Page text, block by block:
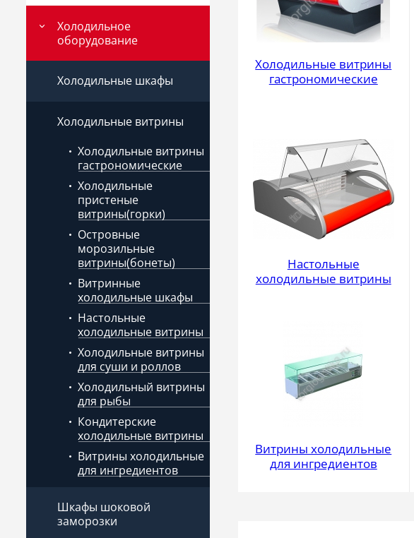
Холодильное
оборудование
Холодильные шкафы
Холодильные витрины
Холодильные витрины
гастрономические
Холодильные
пристеные
витрины(горки)
Островные
морозильные
витрины(бонеты)
Витринные
холодильные шкафы
Настольные
холодильные витрины
Холодильные витрины
для суши и роллов
Холодильный витрины
для рыбы
Кондитерские
холодильные витрины
Витрины холодильные
для ингредиентов
Шкафы шоковой
заморозки
Холодильные витрины
гастрономические
Настольные
холодильные витрины
Витрины холодильные
для ингредиентов